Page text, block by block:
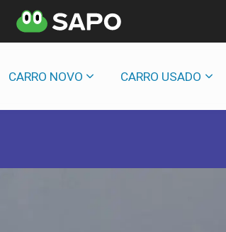
CARRO NOVO CARRO USADO